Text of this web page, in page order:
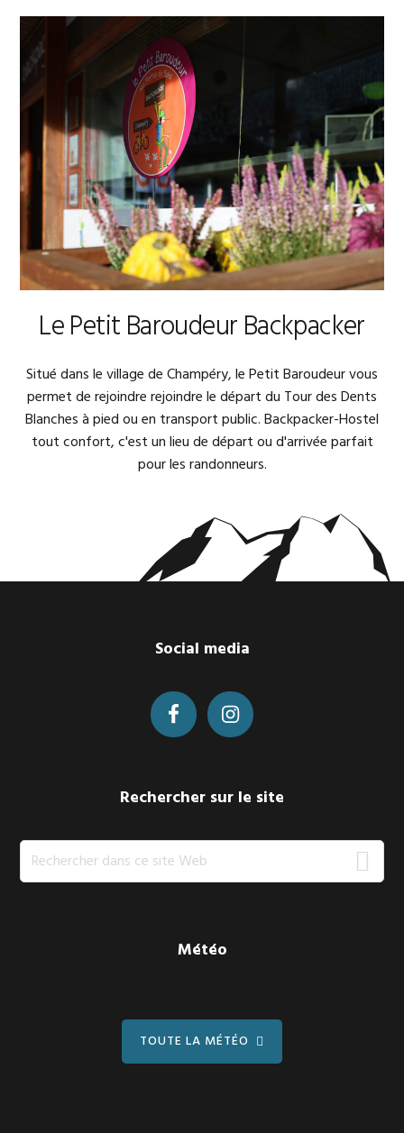
Le Petit Baroudeur Backpacker
Situé dans le village de Champéry, le Petit Baroudeur vous
permet de rejoindre rejoindre le départ du Tour des Dents
Blanches à pied ou en transport public. Backpacker-Hostel
tout confort, c'est un lieu de départ ou d'arrivée parfait
pour les randonneurs.
Social media
Rechercher sur le site
Rechercher
dans
Météo
TOUTE LA MÉTÉO